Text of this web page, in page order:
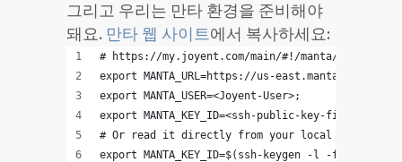
그리고 우리는 만타 환경을 준비해야
돼요. 만타 웹 사이트에서 복사하세요:
# https://my.joyent.com/main/#!/manta/intro
export MANTA_URL=https://us-
export MANTA_USER=<Joyent-User>;
export MANTA_KEY_ID=<ssh-public-key-finger-
# Or read it directly from your local .ssh keys
export MANTA_KEY_ID=$(ssh-keygen -l -f